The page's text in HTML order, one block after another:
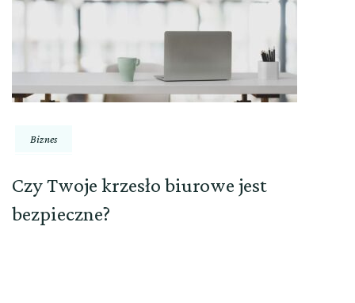
Biznes
Czy Twoje krzesło biurowe jest
bezpieczne?